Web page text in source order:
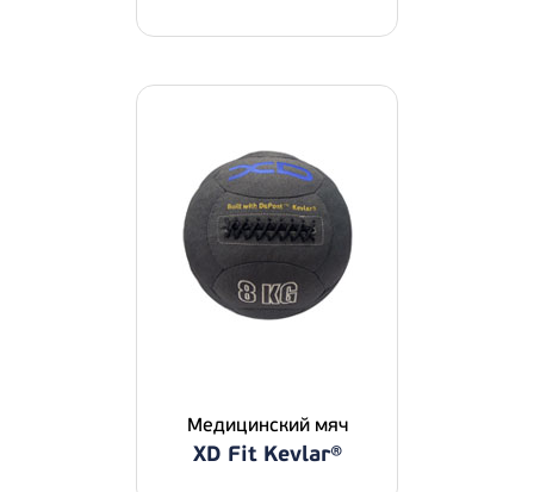
Медицинский мяч
XD Fit Kevlar®